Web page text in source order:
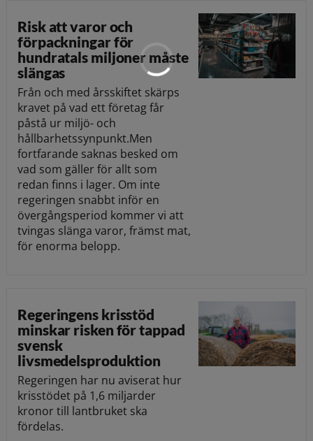
Risk att varor och
förpackningar för
hundratals miljoner måste
slängas
Från och med årsskiftet skärps
kravet på vad ett företag får
påstå ur miljö- och
hållbarhetssynpunkt.Men
fortfarande saknas besked om
vad som gäller för allt som
redan finns i lager. Om inte
regeringen snabbt inför en
övergångsperiod kommer vi att
tvingas slänga varor, främst mat,
för enorma belopp.
Regeringens krisstöd
minskar risken för tappad
svensk
livsmedelsproduktion
Regeringen har nu aviserat hur
krisstödet på 1,6 miljarder
kronor till lantbruket ska
fördelas.